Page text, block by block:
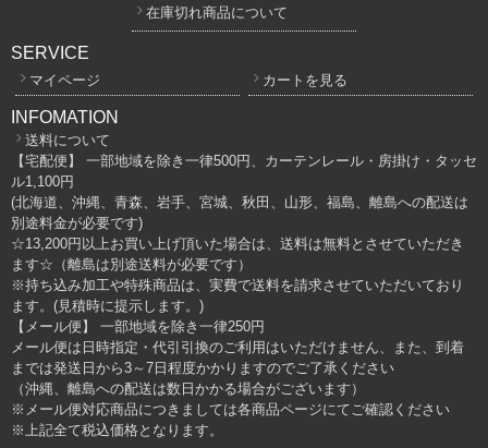
在庫切れ商品について
SERVICE
マイページ カートを見る
INFOMATION
送料について
【宅配便】 一部地域を除き一律500円、カーテンレール・房掛け・タッセ
ル1,100円
(北海道、沖縄、青森、岩手、宮城、秋田、山形、福島、離島への配送は
別途料金が必要です)
☆13,200円以上お買い上げ頂いた場合は、送料は無料とさせていただき
ます☆（離島は別途送料が必要です）
※持ち込み加工や特殊商品は、実費で送料を請求させていただいており
ます。(見積時に提示します。)
【メール便】 一部地域を除き一律250円
メール便は日時指定・代引引換のご利用はいただけません、また、到着
までは発送日から3～7日程度かかりますのでご了承ください
（沖縄、離島への配送は数日かかる場合がございます）
※メール便対応商品につきましては各商品ページにてご確認ください
※上記全て税込価格となります。